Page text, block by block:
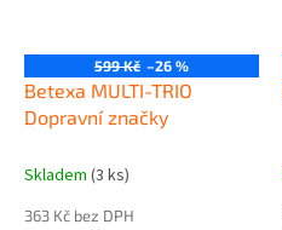
599 Kč –26 %
Betexa MULTI-TRIO
Dopravní značky
Skladem (3 ks)
363 Kč bez DPH